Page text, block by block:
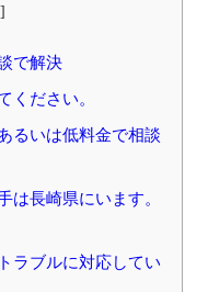
]
で解決
ください。
るいは低料金で相談
は長崎県にいます。
ラブルに対応してい